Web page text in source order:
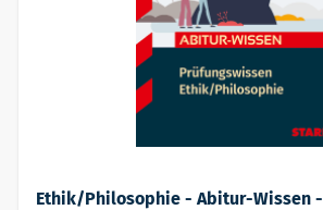
Ethik/Philosophie - Abitur-Wissen -